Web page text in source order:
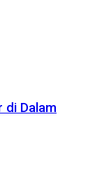
di Dalam